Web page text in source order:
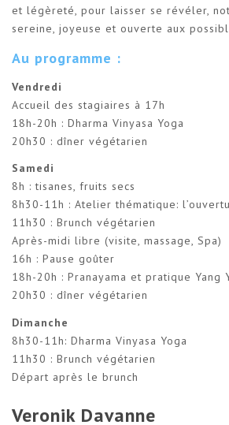
et légèreté, pour laisser se révéler,
sereine, joyeuse et ouverte aux
Au programme :
Vendredi
Accueil des stagiaires à 17h
18h-20h : Dharma Vinyasa Yoga
20h30 : dîner végétarien
Samedi
8h : tisanes, fruits secs
8h30-11h : Atelier thématique:
11h30 : Brunch végétarien
Après-midi libre (visite, massage, Spa)
16h : Pause goûter
18h-20h : Pranayama et pratique Yang
20h30 : dîner végétarien
Dimanche
8h30-11h: Dharma Vinyasa Yoga
11h30 : Brunch végétarien
Départ après le brunch
Veronik Davanne